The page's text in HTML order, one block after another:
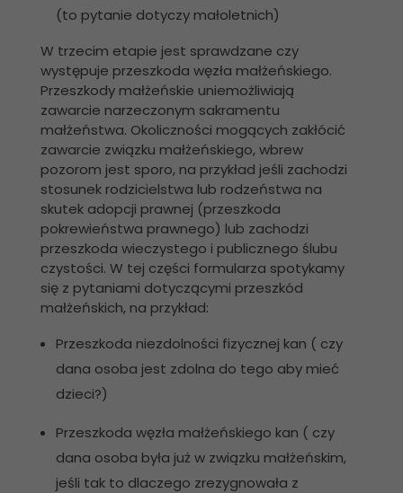
(to pytanie dotyczy małoletnich)
W trzecim etapie jest sprawdzane czy
występuje przeszkoda węzła małżeńskiego.
Przeszkody małżeńskie uniemożliwiają
zawarcie narzeczonym sakramentu
małżeństwa. Okoliczności mogących zakłócić
zawarcie związku małżeńskiego, wbrew
pozorom jest sporo, na przykład jeśli zachodzi
stosunek rodzicielstwa lub rodzeństwa na
skutek adopcji prawnej (przeszkoda
pokrewieństwa prawnego) lub zachodzi
przeszkoda wieczystego i publicznego ślubu
czystości. W tej części formularza spotykamy
się z pytaniami dotyczącymi przeszkód
małżeńskich, na przykład:
Przeszkoda niezdolności fizycznej kan ( czy
dana osoba jest zdolna do tego aby mieć
dzieci?)
Przeszkoda węzła małżeńskiego kan ( czy
dana osoba była już w związku małżeńskim,
jeśli tak to dlaczego zrezygnowała z